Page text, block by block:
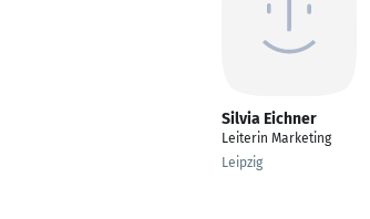
Silvia Eichner
Leiterin Marketing
Leipzig